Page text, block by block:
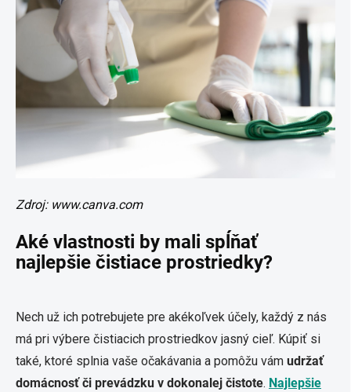
Zdroj: www.canva.com
Aké vlastnosti by mali spĺňať
najlepšie čistiace prostriedky?
Nech už ich potrebujete pre akékoľvek účely, každý z nás
má pri výbere čistiacich prostriedkov jasný cieľ. Kúpiť si
také, ktoré splnia vaše očakávania a pomôžu vám udržať
domácnosť či prevádzku v dokonalej čistote. Najlepšie